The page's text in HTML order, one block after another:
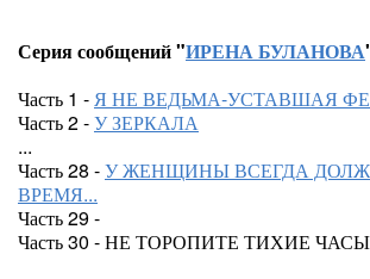
Серия сообщений "ИРЕНА БУЛАНОВА
Часть 1 -Я НЕ ВЕДЬМА-УСТАВШАЯ
Часть 2 -У ЗЕРКАЛА
...
Часть 28 -У ЖЕНЩИНЫ ВСЕГДА
ВРЕМЯ...
Часть 29 -
Часть 30 - НЕ ТОРОПИТЕ ТИХИЕ ЧАСЫ